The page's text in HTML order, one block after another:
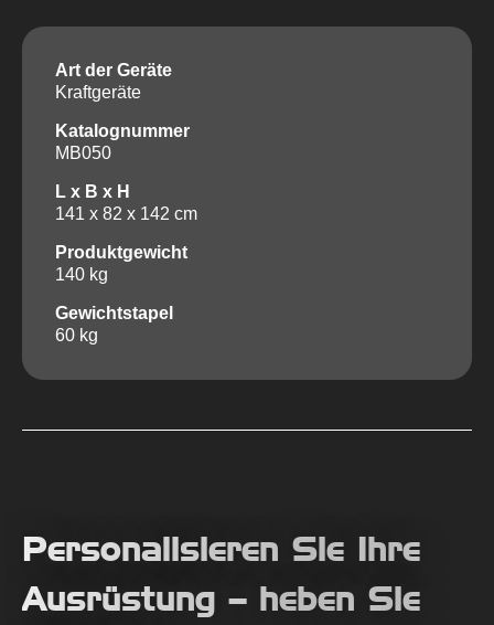
Art der Geräte
Kraftgeräte
Katalognummer
MB050
L x B x H
141 x 82 x 142 cm
Produktgewicht
140 kg
Gewichtstapel
60 kg
Personalisieren Sie Ihre
Ausrüstung – heben Sie